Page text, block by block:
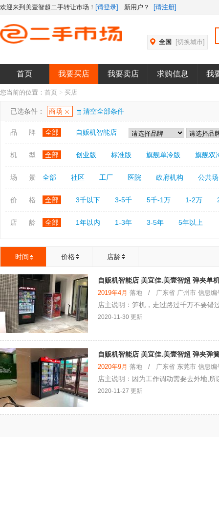
欢迎来到美壹智超二手转让市场！ [请登录] 新用户？ [请注册]
全国 [切换城市]
首页 我要买店 我要卖店 求购信息 我
您当前的位置： 首页 > 买店
已选条件： 商场 清空全部条件
品 牌 全部 自贩机智能店
机 型 全部 创业版 标准版 旗舰单冷版 旗舰双
场 景 全部 社区 工厂 医院 政府机构 公共
价 格 全部 3千以下 3-5千 5千-1万 1-2万
店 龄 全部 1年以内 1-3年 3-5年 5年以上
时间 价格 店龄
自贩机智能店 美宜佳.美壹智超 弹夹单
2019年4月 落地 / 广东省 广州市 信息编
店主说明：笋机，走过路过千万不要错
2020-11-30 更新
自贩机智能店 美宜佳.美壹智超 弹夹弹
2020年9月 落地 / 广东省 东莞市 信息编
店主说明：因为工作调动需要去外地,
2020-11-27 更新